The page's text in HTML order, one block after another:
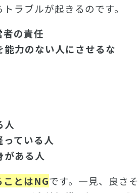
ラブルが起きるのです。
者の責任
能力のない人にさせるな
人
っている人
がある人
ことはNGです。一見、良さ